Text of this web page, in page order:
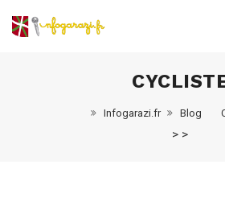
Infogarazi.fr Blog
> >